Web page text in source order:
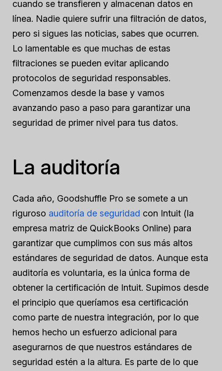
cuando se transfieren y almacenan datos en
línea. Nadie quiere sufrir una filtración de datos,
pero si sigues las noticias, sabes que ocurren.
Lo lamentable es que muchas de estas
filtraciones se pueden evitar aplicando
protocolos de seguridad responsables.
Comenzamos desde la base y vamos
avanzando paso a paso para garantizar una
seguridad de primer nivel para tus datos.
La auditoría
Cada año, Goodshuffle Pro se somete a un
riguroso auditoría de seguridad con Intuit (la
empresa matriz de QuickBooks Online) para
garantizar que cumplimos con sus más altos
estándares de seguridad de datos. Aunque esta
auditoría es voluntaria, es la única forma de
obtener la certificación de Intuit. Supimos desde
el principio que queríamos esa certificación
como parte de nuestra integración, por lo que
hemos hecho un esfuerzo adicional para
asegurarnos de que nuestros estándares de
seguridad estén a la altura. Es parte de lo que